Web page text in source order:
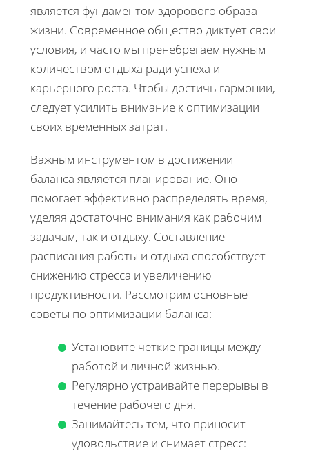
является фундаментом здорового образа
жизни. Современное общество диктует свои
условия, и часто мы пренебрегаем нужным
количеством отдыха ради успеха и
карьерного роста. Чтобы достичь гармонии,
следует усилить внимание к оптимизации
своих временных затрат.
Важным инструментом в достижении
баланса является планирование. Оно
помогает эффективно распределять время,
уделяя достаточно внимания как рабочим
задачам, так и отдыху. Составление
расписания работы и отдыха способствует
снижению стресса и увеличению
продуктивности. Рассмотрим основные
советы по оптимизации баланса:
Установите четкие границы между
работой и личной жизнью.
Регулярно устраивайте перерывы в
течение рабочего дня.
Занимайтесь тем, что приносит
удовольствие и снимает стресс: